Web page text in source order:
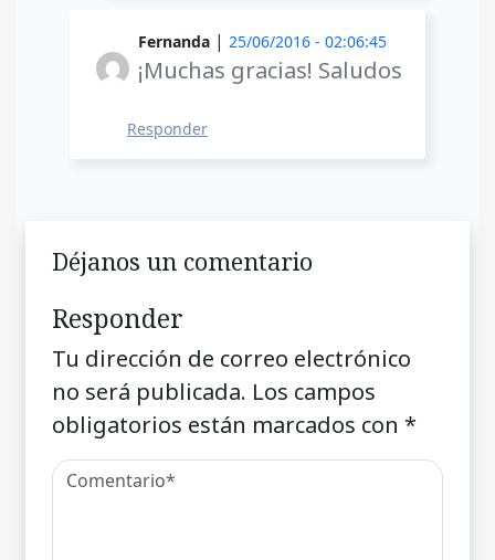
Fernanda | 25/06/2016 - 02:06:45
¡Muchas gracias! Saludos
Responder
Déjanos un comentario
Responder
Tu dirección de correo electrónico
no será publicada. Los campos
obligatorios están marcados con *